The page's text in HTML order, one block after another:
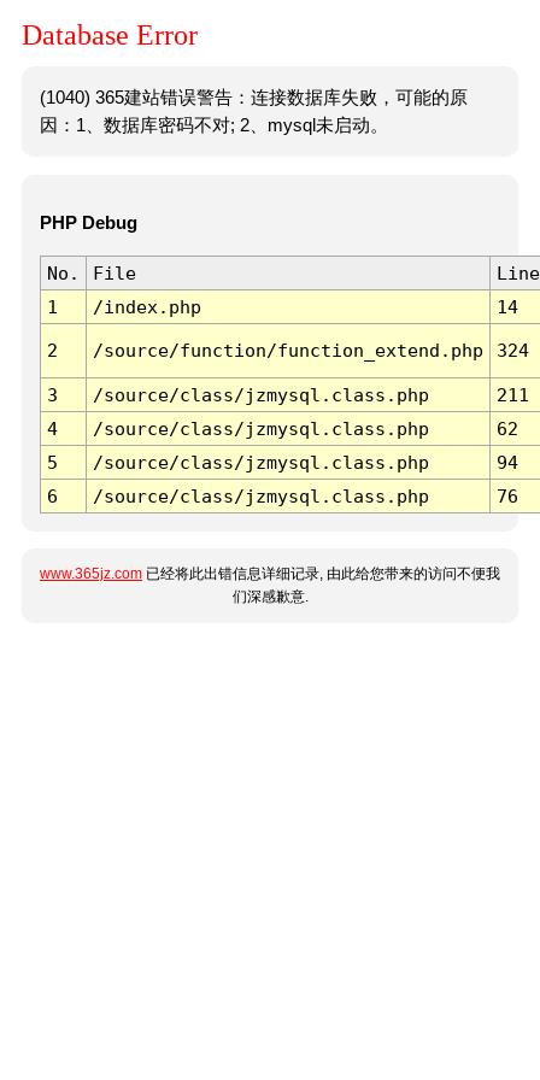
Database Error
(1040) 365建站错误警告：连接数据库失败，可能的原
因：1、数据库密码不对; 2、mysql未启动。
PHP Debug
No. File
Line
1
/index.php 14
2 /source/function/function_extend.php 324
3 /source/class/jzmysql.class.php
211
4
/source/class/jzmysql.class.php
62
5
/source/class/jzmysql.class.php
94
6
/source/class/jzmysql.class.php 76
www.365jz.com 已经将此出错信息详细记录, 由此给您带来的访问不便我
们深感歉意.